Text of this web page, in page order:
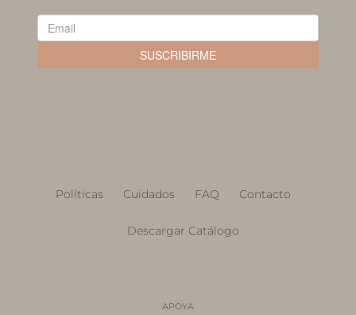
Políticas Cuidados FAQ Contacto
Descargar Catálogo
APOYA